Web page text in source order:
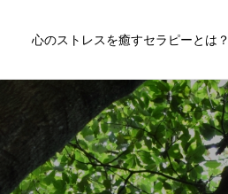
心のストレスを癒すセラピーとは？